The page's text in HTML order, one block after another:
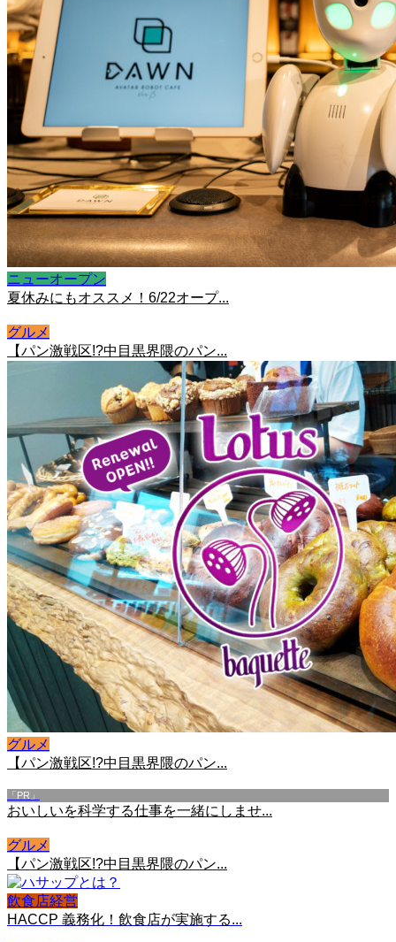
ニューオープン
夏休みにもオススメ！6/22オープ...
グルメ
【パン激戦区!?中目黒界隈のパン...
グルメ
【パン激戦区!?中目黒界隈のパン...
「PR」
おいしいを科学する仕事を一緒にしませ...
グルメ
【パン激戦区!?中目黒界隈のパン...
飲食店経営
HACCP 義務化！飲食店が実施する...